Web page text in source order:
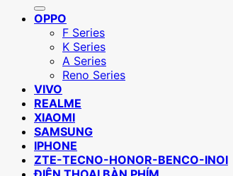
OPPO
F Series
K Series
A Series
Reno Series
VIVO
REALME
XIAOMI
SAMSUNG
IPHONE
ZTE-TECNO-HONOR-BENCO-INOI